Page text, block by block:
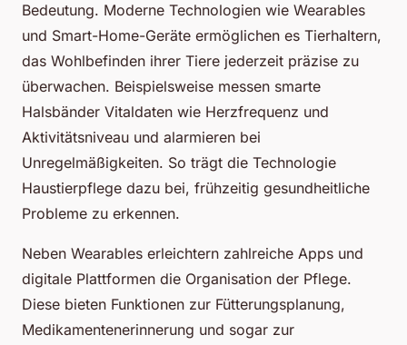
Bedeutung. Moderne Technologien wie Wearables
und Smart-Home-Geräte ermöglichen es Tierhaltern,
das Wohlbefinden ihrer Tiere jederzeit präzise zu
überwachen. Beispielsweise messen smarte
Halsbänder Vitaldaten wie Herzfrequenz und
Aktivitätsniveau und alarmieren bei
Unregelmäßigkeiten. So trägt die Technologie
Haustierpflege dazu bei, frühzeitig gesundheitliche
Probleme zu erkennen.
Neben Wearables erleichtern zahlreiche Apps und
digitale Plattformen die Organisation der Pflege.
Diese bieten Funktionen zur Fütterungsplanung,
Medikamentenerinnerung und sogar zur